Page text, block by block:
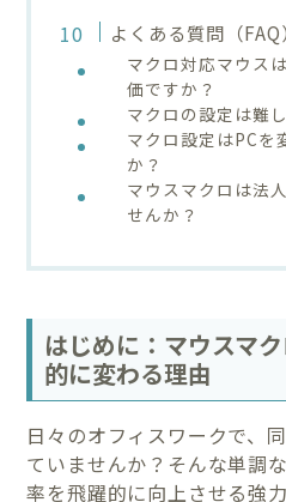
よくある質問（FAQ）
マクロ対応マウス
価ですか？
マクロの設定は難
マクロ設定はPCを
か？
マウスマクロは法
せんか？
はじめに：マウスマ
的に変わる理由
日々のオフィスワークで、
ていませんか？そんな単調
率を飛躍的に向上させる強